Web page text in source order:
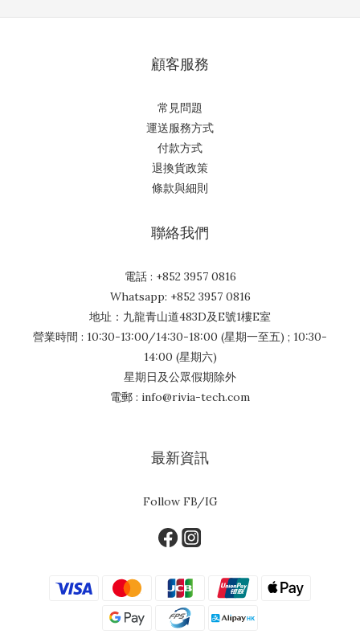
顧客服務
常見問題
運送服務方式
付款方式
退換貨政策
條款與細則
聯絡我們
電話 : +852 3957 0816
Whatsapp: +852 3957 0816
地址：九龍青山道483D及E號1樓E室
營業時間 : 10:30-13:00/14:30-18:00 (星期一至五) ; 10:30-
14:00 (星期六)
星期日及公眾假期除外
電郵 : info@rivia-tech.com
最新資訊
Follow FB/IG